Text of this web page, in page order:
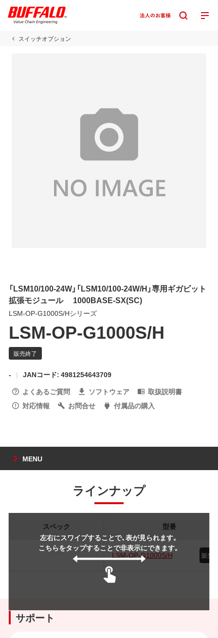
スイッチオプション
「LSM10/100-24W」「LSM10/100-24W/H」専用ギガビット
拡張モジュール 1000BASE-SX(SC)
LSM-OP-G1000S/Hシリーズ
LSM-OP-G1000S/H
-
JANコード: 4981254643709
よくあるご質問
ソフトウェア
取扱説明書
対応情報
お問合せ 付属品の購入
MENU
ラインナップ
左右にスワイプすることで、表が見られます。
こちらをタップすることで非表示にできます。
スペック 型番
LSM-OP-G1000S/H
サポート